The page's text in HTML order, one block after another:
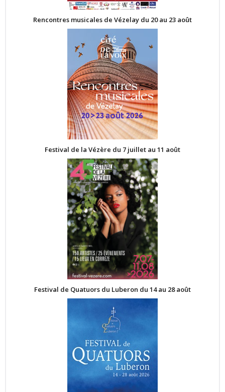
Rencontres musicales de Vézelay du 20 au 23 août
Festival de la Vézère du 7 juillet au 11 août
Festival de Quatuors du Luberon du 14 au 28 août